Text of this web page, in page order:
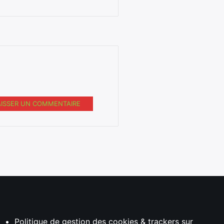
UN COMMENTAIRE
Politique de gestion des cookies & trackers sur